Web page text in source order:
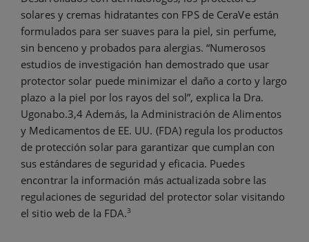
solares y cremas hidratantes con FPS de CeraVe están
formulados para ser suaves para la piel, sin perfume,
sin benceno y probados para alergias. “Numerosos
estudios de investigación han demostrado que usar
protector solar puede minimizar el daño a corto y largo
plazo a la piel por los rayos del sol”, explica la Dra.
Ugonabo.3,4 Además, la Administración de Alimentos
y Medicamentos de EE. UU. (FDA) regula los productos
de protección solar para garantizar que cumplan con
sus estándares de seguridad y eficacia. Puedes
encontrar la información más actualizada sobre las
regulaciones de seguridad del protector solar visitando
el sitio web de la FDA.3